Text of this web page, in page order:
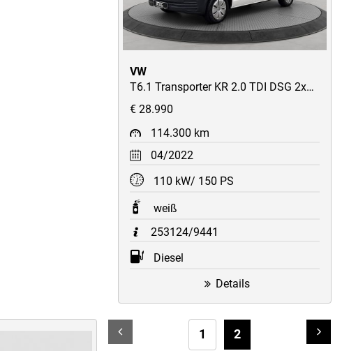
VW
T6.1 Transporter KR 2.0 TDI DSG 2xSchiebetüren/STH/ACC/AppConnect/uvm
€ 28.990
114.300 km
04/2022
110 kW/ 150 PS
weiß
253124/9441
Diesel
Details
1 2